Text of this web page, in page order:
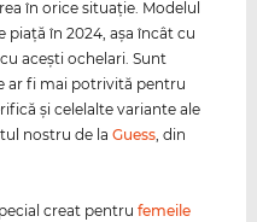
în orice situaţie. Modelul
piaţă în 2024, aşa încât cu
aceşti ochelari. Sunt
ar fi mai potrivită pentru
şi celelalte variante ale
nostru de laGuess, din
creat pentrufemeile